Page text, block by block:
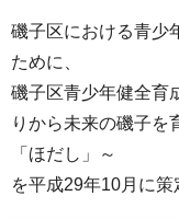
磯子区における青少
ために、
磯子区青少年健全育
りから未来の磯子を
「ほだし」～
を平成29年10月に策